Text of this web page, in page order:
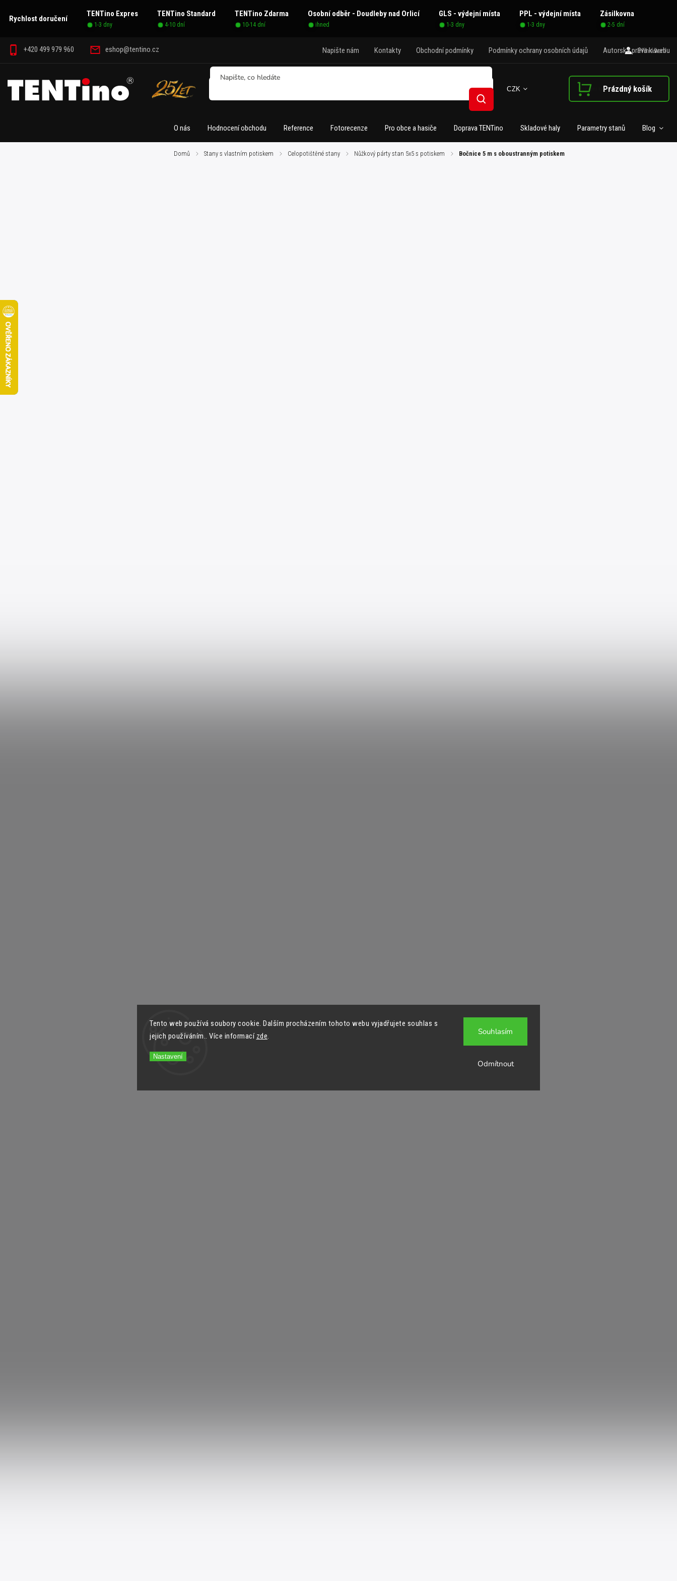
Tento web používá soubory cookie. Dalším procházením tohoto webu vyjadřujete souhlas s
jejich používáním.. Více informací zde
Nastavení
Odmítnout
Souhlasím
Rychlost doručení
TENTino Expres TENTino Standard TENTino Zdarma Osobní odběr - Doudleby nad Orlicí GLS - výdejní místa PPL - výdejní místa Zásilkovna
1-3 dny 4-10 dní 10-14 dní ihned 1-3 dny 1-3 dny 2-5 dní
+420 499 979 960 eshop@tentino.cz Napište nám Kontakty Obchodní podmínky Podmínky ochrany osobních údajů Autorská práva k webu
CZK
Přihlášení
Hledat
Nákupní košíkPrázdný košík
O nás Hodnocení obchodu Reference Fotorecenze Pro obce a hasiče Doprava TENTino Skladové haly Parametry stanů Blog
Domů / Stany s vlastním potiskem / Celopotištěné stany / Nůžkový párty stan 5x5 s potiskem / Bočnice 5 m s oboustranným potiskem